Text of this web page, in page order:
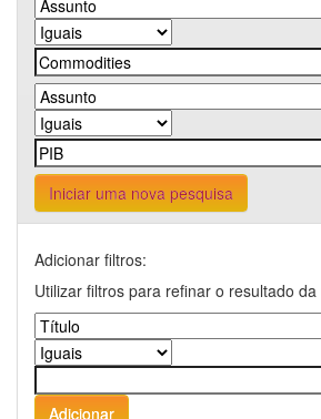
Iniciar uma nova pesquisa
Adicionar filtros:
Utilizar filtros para refinar o resultado da